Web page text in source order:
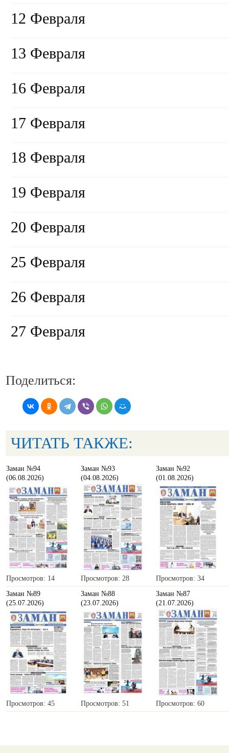
12 Февраля
13 Февраля
16 Февраля
17 Февраля
18 Февраля
19 Февраля
20 Февраля
25 Февраля
26 Февраля
27 Февраля
Поделиться:
ЧИТАТЬ ТАКЖЕ:
Заман №94
(06.08.2026)
Просмотров: 14
Заман №93
(04.08.2026)
Просмотров: 28
Заман №92
(01.08.2026)
Просмотров: 34
Заман №89
(25.07.2026)
Просмотров: 45
Заман №88
(23.07.2026)
Просмотров: 51
Заман №87
(21.07.2026)
Просмотров: 60